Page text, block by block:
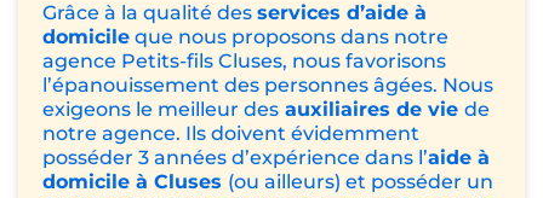
Grâce à la qualité des services d’aide à
domicile que nous proposons dans notre
agence Petits-fils Cluses, nous favorisons
l’épanouissement des personnes âgées. Nous
exigeons le meilleur des auxiliaires de vie de
notre agence. Ils doivent évidemment
posséder 3 années d’expérience dans l’aide à
domicile à Cluses (ou ailleurs) et posséder un